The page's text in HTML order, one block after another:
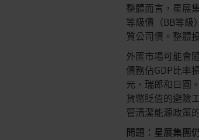
整體而言，星展
等級債（BB等級
質公司債。整體
外匯市場可能會
債務佔GDP比率
元、瑞郎和日圓
貨幣貶值的避險
管清潔能源政策
問題：星展集團